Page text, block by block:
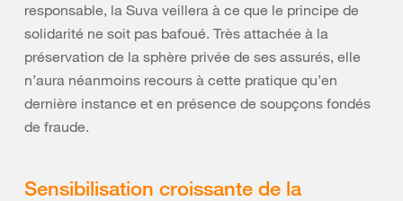
responsable, la Suva veillera à ce que le principe de
solidarité ne soit pas bafoué. Très attachée à la
préservation de la sphère privée de ses assurés, elle
n’aura néanmoins recours à cette pratique qu’en
dernière instance et en présence de soupçons fondés
de fraude.
Sensibilisation croissante de la